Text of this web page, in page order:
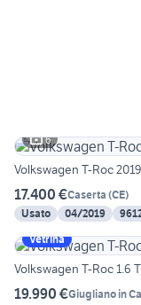
6
Volkswagen T-Roc
17.400 €Caserta (CE)
Usato
04/2019
Vetrina
Volkswagen T-Roc 1.6
19.990 €Giugliano in